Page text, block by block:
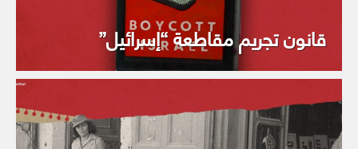
قانون تجريم مقاطعة “إسرائيل”